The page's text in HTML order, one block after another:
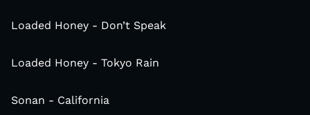
Loaded Honey - Don’t Speak
Loaded Honey - Tokyo Rain
Sonan - California